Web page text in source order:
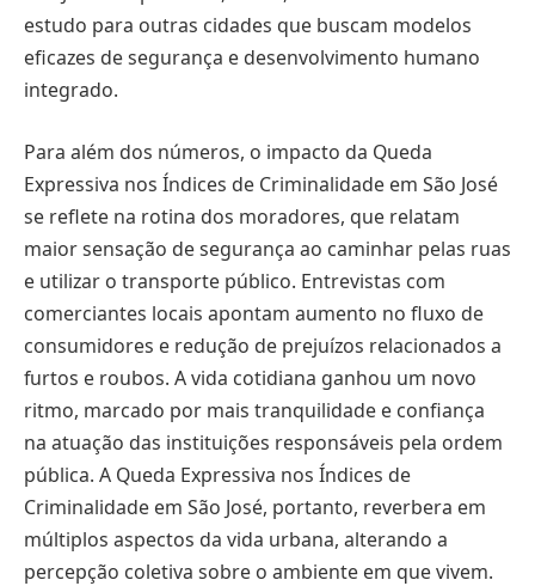
estudo para outras cidades que buscam modelos
eficazes de segurança e desenvolvimento humano
integrado.
Para além dos números, o impacto da Queda
Expressiva nos Índices de Criminalidade em São José
se reflete na rotina dos moradores, que relatam
maior sensação de segurança ao caminhar pelas ruas
e utilizar o transporte público. Entrevistas com
comerciantes locais apontam aumento no fluxo de
consumidores e redução de prejuízos relacionados a
furtos e roubos. A vida cotidiana ganhou um novo
ritmo, marcado por mais tranquilidade e confiança
na atuação das instituições responsáveis pela ordem
pública. A Queda Expressiva nos Índices de
Criminalidade em São José, portanto, reverbera em
múltiplos aspectos da vida urbana, alterando a
percepção coletiva sobre o ambiente em que vivem.